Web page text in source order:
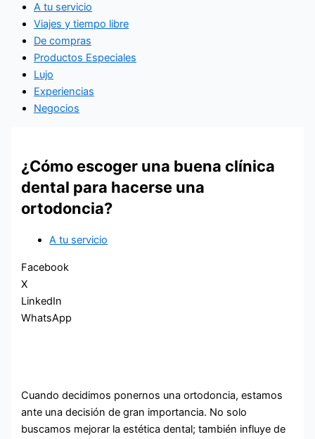
A tu servicio
Viajes y tiempo libre
De compras
Productos Especiales
Lujo
Experiencias
Negocios
¿Cómo escoger una buena clínica
dental para hacerse una
ortodoncia?
A tu servicio
Facebook
X
LinkedIn
WhatsApp
Cuando decidimos ponernos una ortodoncia, estamos
ante una decisión de gran importancia. No solo
buscamos mejorar la estética dental; también influye de